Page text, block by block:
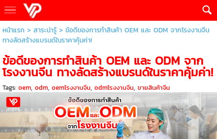
หน้าแรก > สาระน่ารู้> ข้อดีของการทำสินค้า OEM และ ODM จากโรงงานจีน
ทางลัดสร้างแบรนด์ในราคาคุ้มค่า!
ข้อดีของการทำสินค้า OEM และ ODM จาก
โรงงานจีน ทางลัดสร้างแบรนด์ในราคาคุ้มค่า!
Tags: oem, odm, oemโรงงานจีน, odmโรงงานจีน, ขายสินค้าจีน